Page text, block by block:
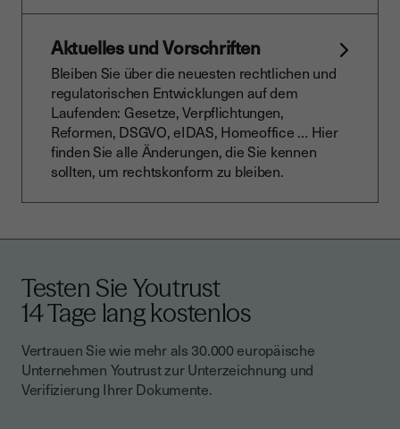
Aktuelles und Vorschriften
Bleiben Sie über die neuesten rechtlichen und
regulatorischen Entwicklungen auf dem
Laufenden: Gesetze, Verpflichtungen,
Reformen, DSGVO, eIDAS, Homeoffice … Hier
finden Sie alle Änderungen, die Sie kennen
sollten, um rechtskonform zu bleiben.
Testen Sie Youtrust
14 Tage lang kostenlos
Vertrauen Sie wie mehr als 30.000 europäische
Unternehmen Youtrust zur Unterzeichnung und
Verifizierung Ihrer Dokumente.